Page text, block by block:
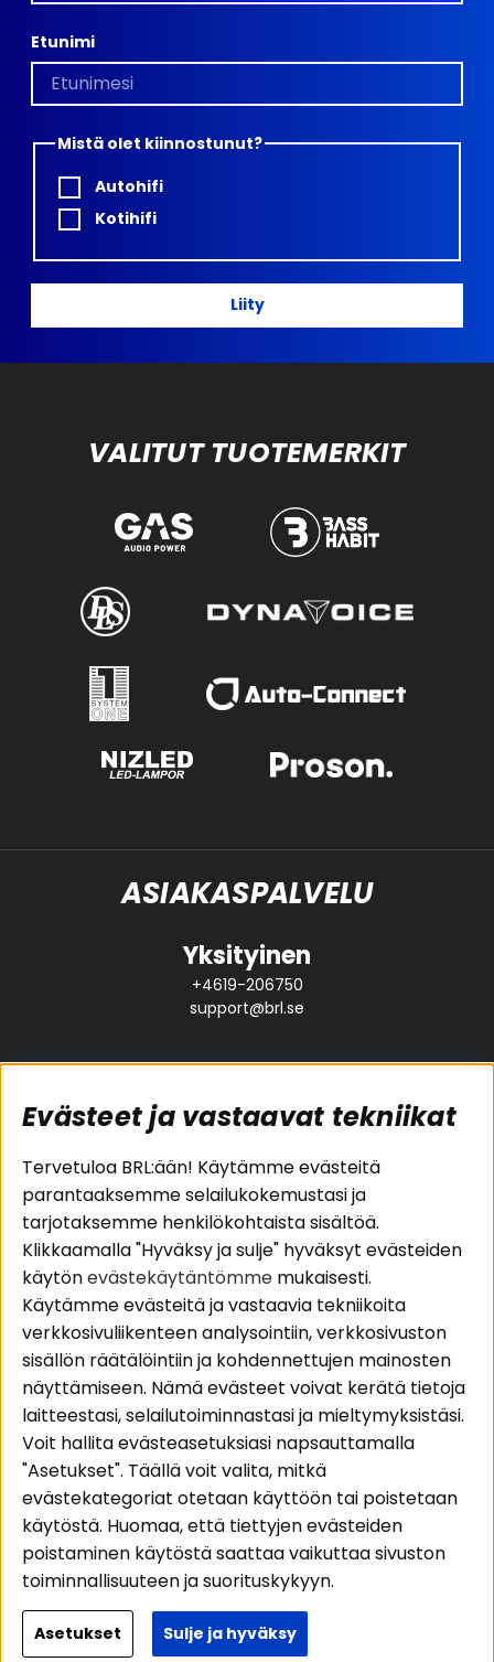
Etunimi
Mistä olet kiinnostunut?
Autohifi
Kotihifi
Liity
VALITUT TUOTEMERKIT
ASIAKASPALVELU
Yksityinen
+4619-206750
support@brl.se
Suositut sivut
Pakettiratkaisut
Autostereot
Kaiuttimet
Päätevahvistimet
Lisätarvikkeet
Kaapelit
Asiakaspalvelu
Evästeet
Huolto- ja
takuutiedot
Ostoehdot
Palautus
Tietosuojapolitiikka
Alueet
Autohifi
Kotihifi
Uutuudet
Seuraa meitä
Instagram
Facebook
Youtube
Tiktok
Copyright © 2026 - BRL Electronics
Evästeet ja vastaavat tekniikat
Tervetuloa BRL:ään! Käytämme evästeitä
parantaaksemme selailukokemustasi ja
tarjotaksemme henkilökohtaista sisältöä.
Klikkaamalla "Hyväksy ja sulje" hyväksyt evästeiden
käytönevästekäytäntömme mukaisesti.
Käytämme evästeitä ja vastaavia tekniikoita
verkkosivuliikenteen analysointiin, verkkosivuston
sisällön räätälöintiin ja kohdennettujen mainosten
näyttämiseen. Nämä evästeet voivat kerätä tietoja
laitteestasi, selailutoiminnastasi ja mieltymyksistäsi.
Voit hallita evästeasetuksiasi napsauttamalla
"Asetukset". Täällä voit valita, mitkä
evästekategoriat otetaan käyttöön tai poistetaan
käytöstä. Huomaa, että tiettyjen evästeiden
poistaminen käytöstä saattaa vaikuttaa sivuston
toiminnallisuuteen ja suorituskykyyn.
Lisätietoja siitä, miten käytämme evästeitä ja
käsittelemme henkilötietojasi, lue
Asetukset Sulje ja hyväksy